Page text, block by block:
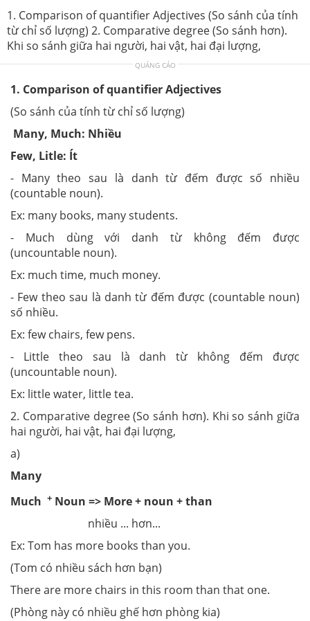
1. Comparison of quantifier Adjectives (So sánh của tính
từ chỉ số lượng) 2. Comparative degree (So sánh hơn).
Khi so sánh giữa hai người, hai vật, hai đại lượng,
QUẢNG CÁO
1. Comparison of quantifier Adjectives
(So sánh của tính từ chỉ số lượng)
Many, Much: Nhiều
Few, Litle: Ít
- Many theo sau là danh từ đếm được số nhiều
(countable noun).
Ex: many books, many students.
- Much dùng với danh từ không đếm được
(uncountable noun).
Ex: much time, much money.
- Few theo sau là danh từ đếm được (countable noun)
số nhiều.
Ex: few chairs, few pens.
- Little theo sau là danh từ không đếm được
(uncountable noun).
Ex: little water, little tea.
2. Comparative degree (So sánh hơn). Khi so sánh giữa
hai người, hai vật, hai đại lượng,
a)
Many
Much + Noun => More + noun + than
nhiều ... hơn...
Ex: Tom has more books than you.
(Tom có nhiều sách hơn bạn)
There are more chairs in this room than that one.
(Phòng này có nhiều ghế hơn phòng kia)